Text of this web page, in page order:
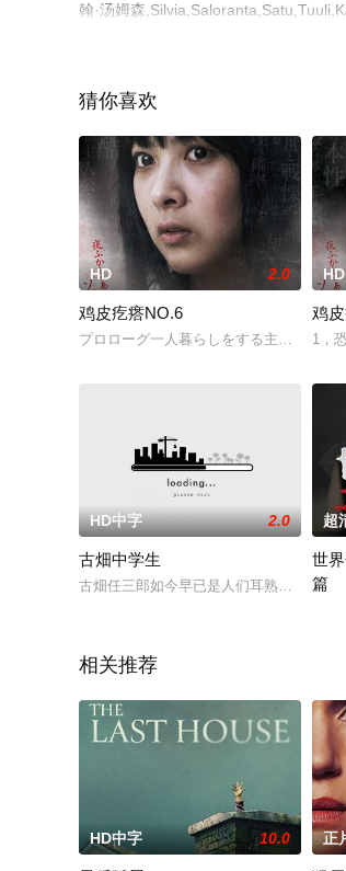
翰·汤姆森
员精彩演绎的芬兰 / 立陶宛 / 法国电
猜你喜欢
HD 2.0
鸡皮疙瘩NO.6
プロローグ一人暮らしをする主人公（谷
HD
鸡
1，
HD中字 2.0
古畑中学生
古畑任三郎如今早已是人们耳熟能详的名
超
世
篇
相关推荐
HD中字 10.0 正